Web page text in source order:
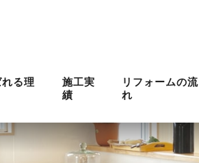
る理
施工実
績
リフォームの流
れ